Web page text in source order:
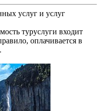
услуг и услуг
туруслуги входит
оплачивается в